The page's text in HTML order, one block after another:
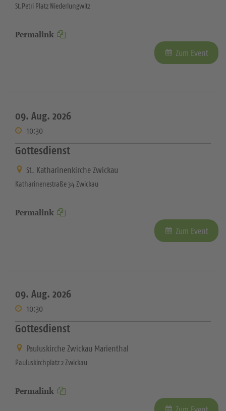
St.Petri Platz Niederlungwitz
Permalink
Zum Event
09. Aug. 2026
10:30
Gottesdienst
St. Katharinenkirche Zwickau
Katharinenestraße 34 Zwickau
Permalink
Zum Event
09. Aug. 2026
10:30
Gottesdienst
Pauluskirche Zwickau Marienthal
Pauluskirchplatz 2 Zwickau
Permalink